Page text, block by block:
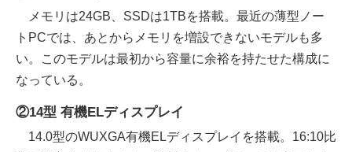
メモリは24GB、SSDは1TBを搭載。最近の薄型ノー
トPCでは、あとからメモリを増設できないモデルも多
い。このモデルは最初から容量に余裕を持たせた構成に
なっている。
②14型 有機ELディスプレイ
14.0型のWUXGA有機ELディスプレイを搭載。16:10比